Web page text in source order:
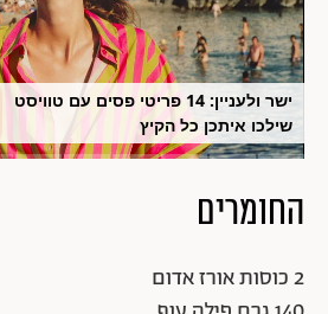
ישר ולעניין: 14 פריטי פסים עם טוויסט
שילכו איתכן כל הקיץ
החומרים
2 כוסות אורז אדום